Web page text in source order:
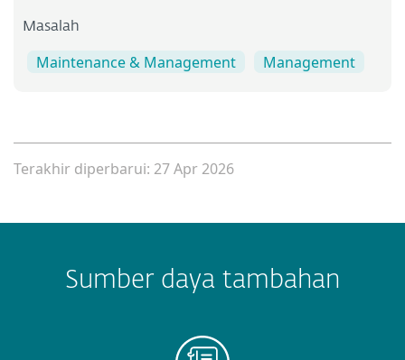
Masalah
Maintenance & Management Management
Terakhir diperbarui: 27 Apr 2026
Sumber daya tambahan